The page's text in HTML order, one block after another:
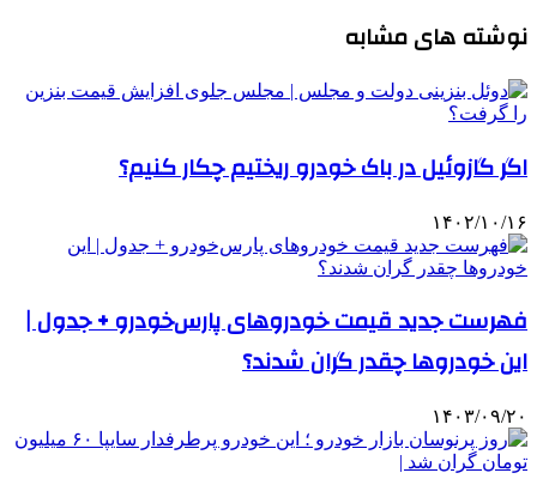
نوشته های مشابه
اگر گازوئیل در باک خودرو ریختیم چکار کنیم؟
۱۴۰۲/۱۰/۱۶
فهرست جدید قیمت خودروهای پارس‌خودرو + جدول |
این خودروها چقدر گران شدند؟
۱۴۰۳/۰۹/۲۰